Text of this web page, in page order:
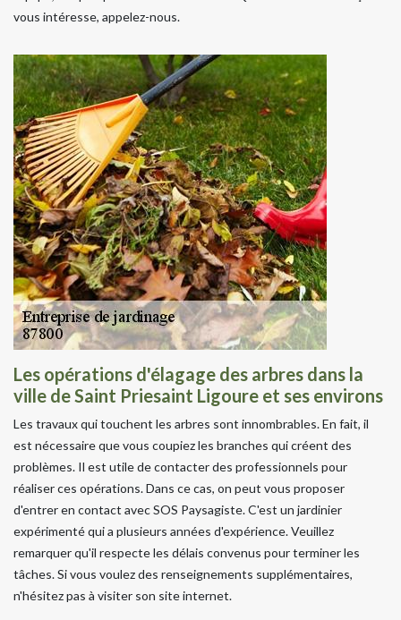
vous intéresse, appelez-nous.
Les opérations d'élagage des arbres dans la
ville de Saint Priesaint Ligoure et ses environs
Les travaux qui touchent les arbres sont innombrables. En fait, il
est nécessaire que vous coupiez les branches qui créent des
problèmes. Il est utile de contacter des professionnels pour
réaliser ces opérations. Dans ce cas, on peut vous proposer
d'entrer en contact avec SOS Paysagiste. C'est un jardinier
expérimenté qui a plusieurs années d'expérience. Veuillez
remarquer qu'il respecte les délais convenus pour terminer les
tâches. Si vous voulez des renseignements supplémentaires,
n'hésitez pas à visiter son site internet.